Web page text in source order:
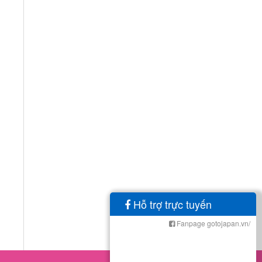
Hỗ trợ trực tuyến
Fanpage gotojapan.vn/